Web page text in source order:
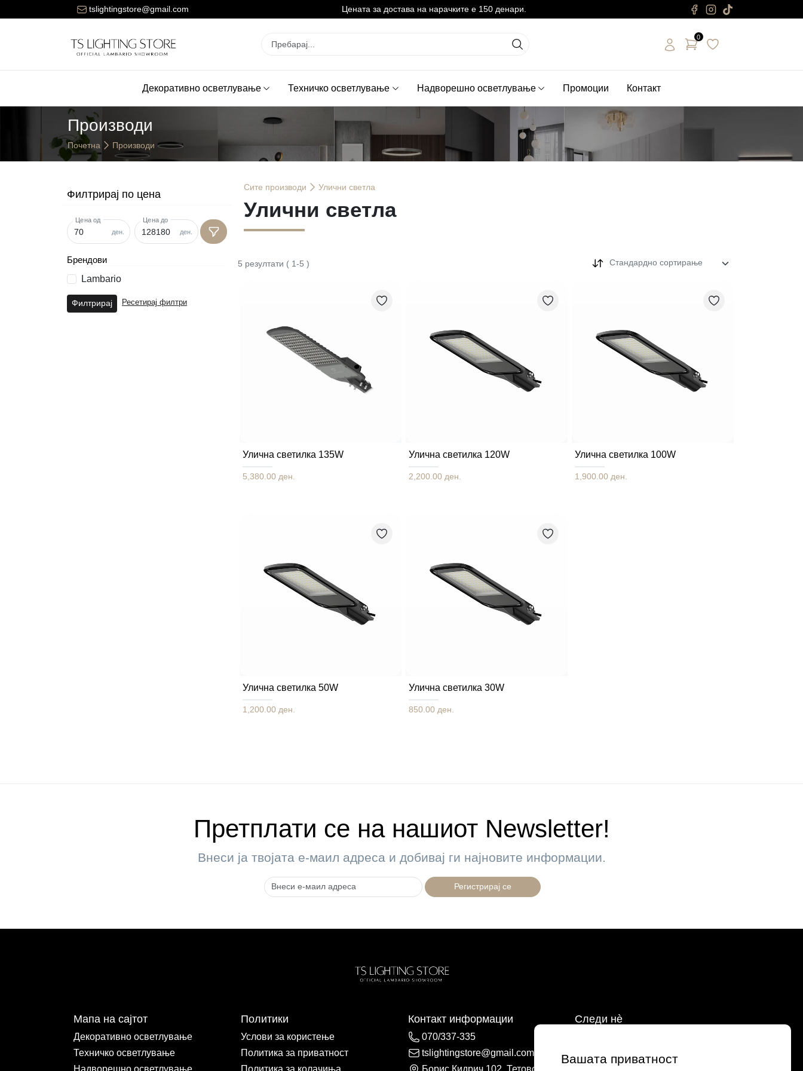
Вашата приватност
tslightingstore@gmail.com
Цената за достава на нарачките е 150 денари. Цената за достава на нарачките е 150 денари.
0
Декоративно осветлување Техничко осветлување Надворешно осветлување Промоции Контакт
Производи
Почетна Производи
Филтрирај по цена
ден.
Цена од
ден.
Цена до
Брендови
Lambario
Филтрирај Ресетирај филтри
Сите производи Улични светла
Улични светла
5 резултати ( 1-5 ) Стандардно сортирање
Улична светилка 135W
5,380.00 ден.
Улична светилка 120W
2,200.00 ден.
Улична светилка 100W
1,900.00 ден.
Улична светилка 50W
1,200.00 ден.
Улична светилка 30W
850.00 ден.
Претплати се на нашиот Newsletter!
Внеси ја твојата е-маил адреса и добивај ги најновите информации.
Регистрирај се
Мапа на сајтот
Декоративно осветлување
Техничко осветлување
Надворешно осветлување
Политики
Услови за користење
Политика за приватност
Политика за колачиња
Контакт информации
070/337-335
tslightingstore@gmail.com
Борис Кидрич 102, Тетово
Следи нè
Tik Tok